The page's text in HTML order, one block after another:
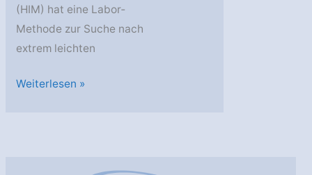
(HIM) hat eine Labor‐
Methode zur Suche nach
extrem leichten
JGU:
Weiterlesen »